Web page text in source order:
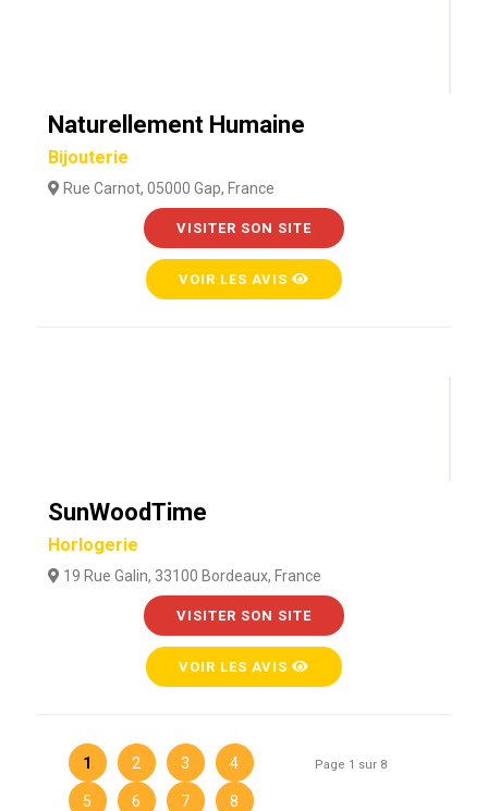
Naturellement Humaine
Bijouterie
Rue Carnot, 05000 Gap, France
VISITER SON SITE
VOIR LES AVIS
SunWoodTime
Horlogerie
19 Rue Galin, 33100 Bordeaux, France
VISITER SON SITE
VOIR LES AVIS
Page 1 sur 8
1 2 3 4
5 6 7 8